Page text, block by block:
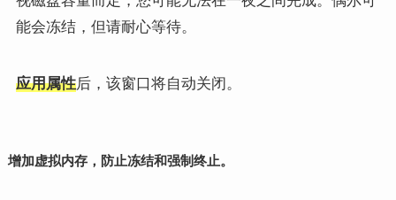
能会冻结，但请耐心等待。
应用属性后，该窗口将自动关闭。
增加虚拟内存，防止冻结和强制终止。